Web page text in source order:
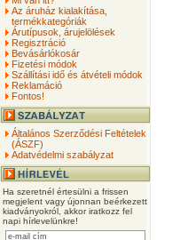
Az áruház kialakítása,
termékkategóriák
Árutípusok, árujelölések
Regisztráció
Bevásárlókosár
Fizetési módok
Szállítási idő és átvételi módok
Reklamáció
Fontos!
Általános Szerződési Feltételek
(ÁSZF)
Adatvédelmi szabályzat
Ha szeretnél értesülni a frissen
megjelent vagy újonnan beérkezett
kiadványokról, akkor iratkozz fel
napi hírlevelünkre!